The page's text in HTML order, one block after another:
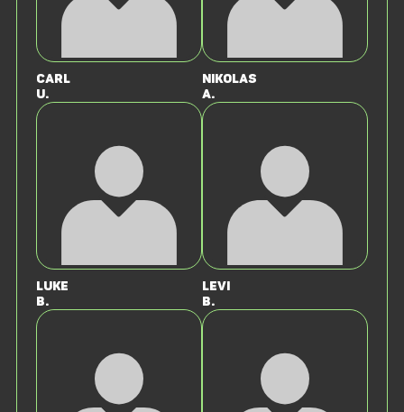
Carl
U.
Nikolas
A.
Luke
B.
Levi
B.